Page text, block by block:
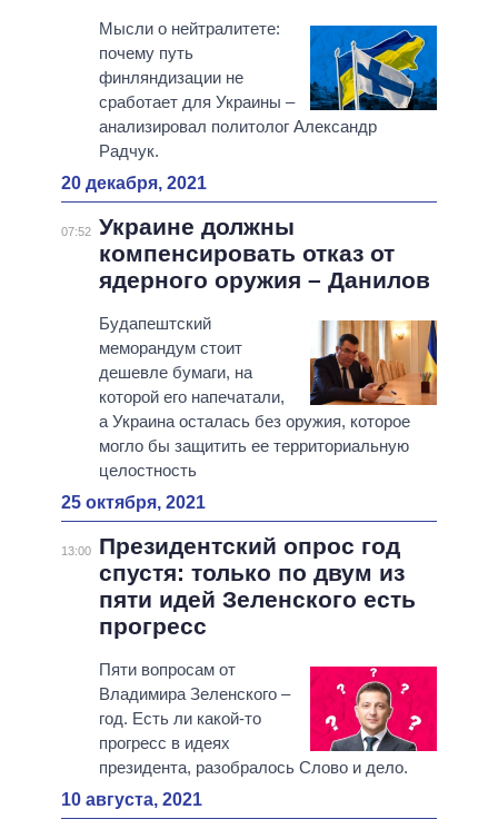
Мысли о нейтралитете:
почему путь
финляндизации не
сработает для Украины –
анализировал политолог Александр
Радчук.
20 декабря, 2021
07:52 Украине должны
компенсировать отказ от
ядерного оружия – Данилов
Будапештский
меморандум стоит
дешевле бумаги, на
которой его напечатали,
а Украина осталась без оружия, которое
могло бы защитить ее территориальную
целостность
25 октября, 2021
13:00
Президентский опрос год
спустя: только по двум из
пяти идей Зеленского есть
прогресс
Пяти вопросам от
Владимира Зеленского ‒
год. Есть ли какой-то
прогресс в идеях
президента, разобралось Слово и дело.
10 августа, 2021